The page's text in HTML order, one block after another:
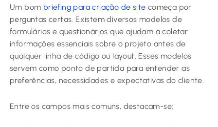
Um bom briefing para criação de site começa por
perguntas certas. Existem diversos modelos de
formulários e questionários que ajudam a coletar
informações essenciais sobre o projeto antes de
qualquer linha de código ou layout. Esses modelos
servem como ponto de partida para entender as
preferências, necessidades e expectativas do cliente.
Entre os campos mais comuns, destacam-se: